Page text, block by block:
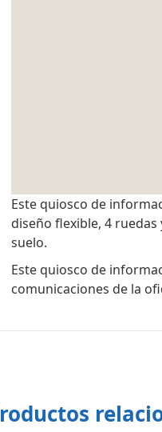
Este quiosco de
diseño flexible, 4
suelo.
Este quiosco de
comunicaciones de la